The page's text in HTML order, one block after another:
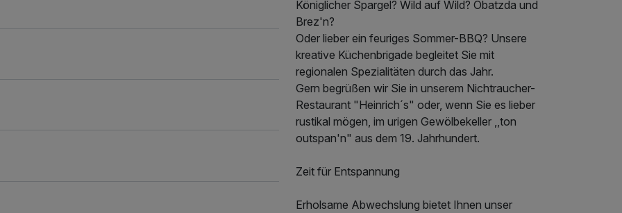
Königlicher Spargel? Wild auf Wild? Obatzda und
Brez'n?
Oder lieber ein feuriges Sommer-BBQ? Unsere
kreative Küchenbrigade begleitet Sie mit
regionalen Spezialitäten durch das Jahr.
Gern begrüßen wir Sie in unserem Nichtraucher-
Restaurant "Heinrich´s" oder, wenn Sie es lieber
rustikal mögen, im urigen Gewölbekeller ,,ton
outspan'n" aus dem 19. Jahrhundert.
Zeit für Entspannung
Erholsame Abwechslung bietet Ihnen unser